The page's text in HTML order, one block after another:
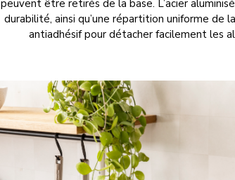
peuvent être retirés de la base. L’acier
durabilité, ainsi qu’une répartition uniforme de
antiadhésif pour détacher facilement les